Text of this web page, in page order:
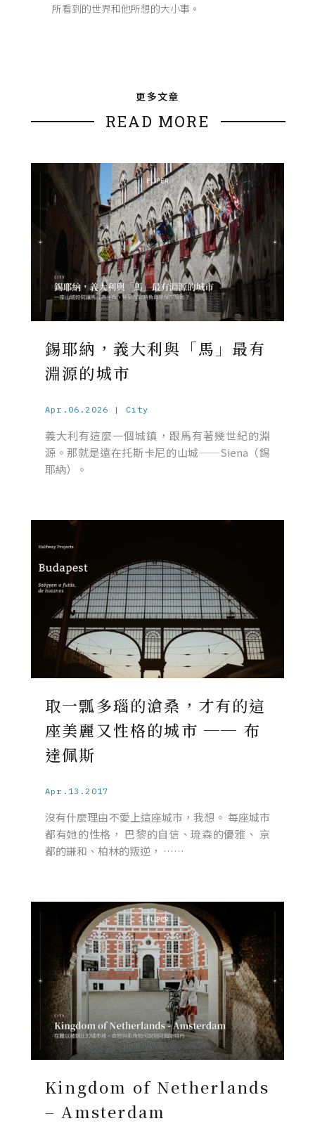
所看到的世界和他所想的大小事。
更多文章
READ MORE
錫耶納，義大利與「馬」最有
淵源的城市
Apr.06.2026 | City
義大利有這麼一個城鎮，跟馬有著幾世紀的淵
源。那就是遠在托斯卡尼的山城——Siena（錫
耶納）。
取一瓢多瑙的滄桑，才有的這
座美麗又性格的城市 ── 布
達佩斯
Apr.13.2017
沒有什麼理由不愛上這座城市，我想。 每座城市
都有她的性格， 巴黎的自信、琉森的優雅、 京
都的謙和、柏林的叛逆， ……
Kingdom of Netherlands
– Amsterdam